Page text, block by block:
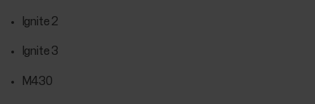
Ignite 2
Ignite 3
M430